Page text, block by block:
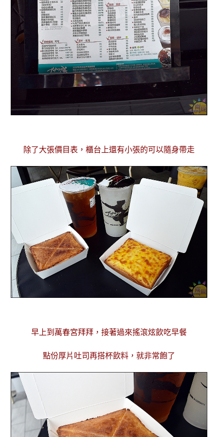
除了大張價目表，櫃台上還有小張的可以隨身帶走
早上到萬春宮拜拜，接著過來搖滾炫飲吃早餐
點份厚片吐司再搭杯飲料，就非常飽了